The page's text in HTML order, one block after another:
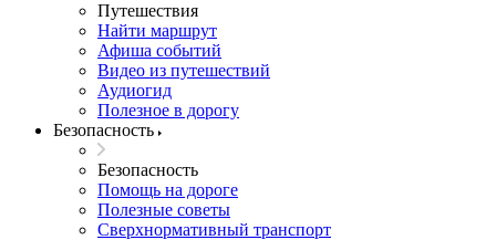
Путешествия
Найти маршрут
Афиша событий
Видео из путешествий
Аудиогид
Полезное в дорогу
Безопасность
Безопасность
Помощь на дороге
Полезные советы
Сверхнормативный транспорт